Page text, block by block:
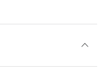
klíšťatům